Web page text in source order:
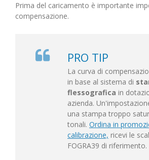
Prima del caricamento è importante
compensazione.
PRO TIP
La curva di
in base al sistema di
flessografica in
azienda.
una stampa troppo
tonali. Ordina in
calibrazione, ricevi le
FOGRA39 di riferimento.